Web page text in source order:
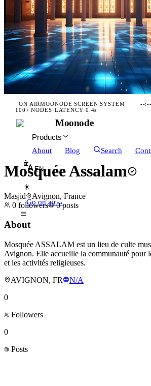
ON AIRMOONODE SCREEN SYSTEM --
100+ NODES·LATENCY 0.4s
Moonode
Products
About
Blog Search
EN
☀
Go on air→
Mosquée Assalam
Masjid
Avignon, France
0 followers 0 posts
About
Mosquée ASSALAM est un lieu de culte
Avignon. Elle accueille la communauté pour
et les activités religieuses.
AVIGNON, FR
N/A
0
Followers
0
Posts